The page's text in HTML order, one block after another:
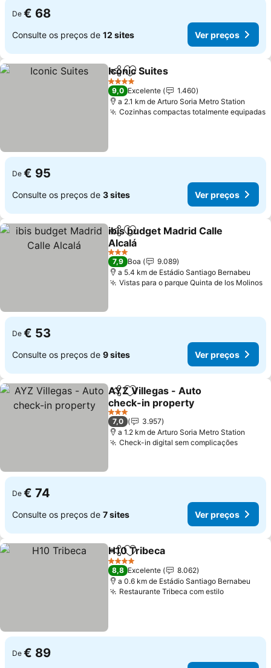
De € 68
Consulte os preços de 12 sites Ver preços
PartilharAdicionar aos favoritos
Iconic Suites
4 Estrelas
9,0 Excelente
1.460
a 2.1 km de Arturo Soria Metro Station
Cozinhas compactas totalmente equipadas
De € 95
Consulte os preços de 3 sites Ver preços
PartilharAdicionar aos favoritos
ibis budget Madrid Calle
Alcalá
Ver preços
3 Estrelas
7,9 Boa
9.089
a 5.4 km de Estádio Santiago Bernabeu
Vistas para o parque Quinta de los Molinos
De € 53
Consulte os preços de 9 sites Ver preços
PartilharAdicionar aos favoritos
AYZ Villegas - Auto
check-in property
Ver preços
3 Estrelas
7,0
3.957
a 1.2 km de Arturo Soria Metro Station
Check-in digital sem complicaçõesVer
De € 74
Consulte os preços de 7 sites Ver preços
PartilharAdicionar aos favoritos
H10 Tribeca
4 Estrelas
8,8 Excelente
8.062
a 0.6 km de Estádio Santiago Bernabeu
Restaurante Tribeca com estiloVer
De € 89